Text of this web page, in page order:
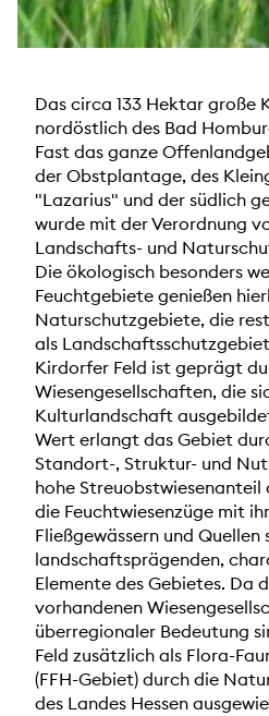
Das circa 133 Hektar große
nordöstlich des Bad
Fast das ganze
der Obstplantage, des
"Lazarius" und der südlich
wurde mit der Verordnung
Landschafts- und
Die ökologisch besonders
Feuchtgebiete genießen
Naturschutzgebiete, die
als
Kirdorfer Feld ist geprägt
Wiesengesellschaften, die
Kulturlandschaft
Wert erlangt das Gebiet
Standort-, Struktur- und
hohe Streuobstwiesenanteil
die Feuchtwiesenzüge mit
Fließgewässern und Quellen
landschaftsprägenden,
Elemente des Gebietes. Da
vorhandenen
überregionaler Bedeutung
Feld zusätzlich als Flora-
(FFH-Gebiet) durch die
des Landes Hessen